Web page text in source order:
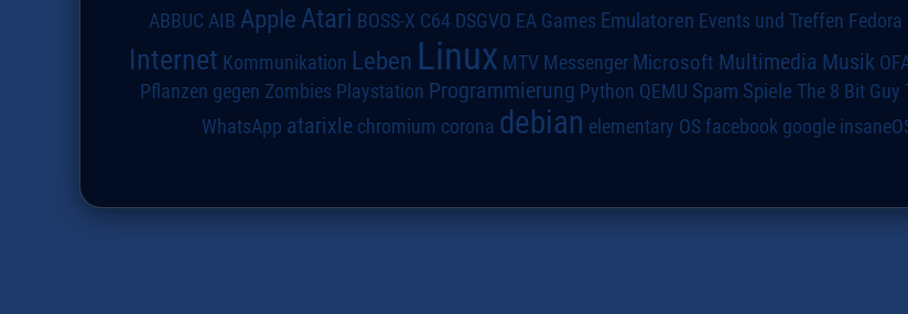
ABBUC AIB AppleAtari BOSS-X C64 DSGVO EA Games Emulatoren Events und Treffen Fedora
Internet Kommunikation Leben Linux MTV Messenger Microsoft Multimedia Musik
Pflanzen gegen Zombies Playstation Programmierung Python QEMU Spam Spiele The 8 Bit Guy
WhatsApp atarixle chromium corona debian elementary OS facebook google